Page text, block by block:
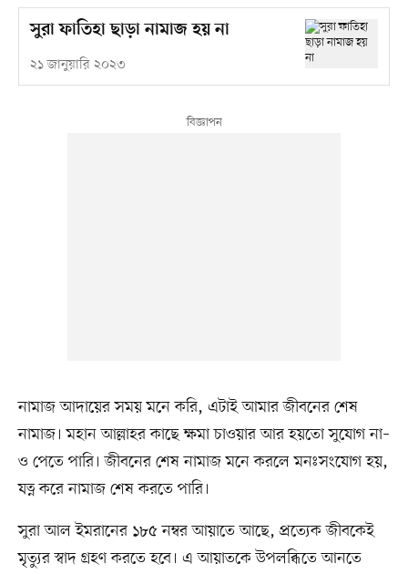
সুরা ফাতিহা ছাড়া নামাজ হয় না
২১ জানুয়ারি ২০২৩
নামাজ আদায়ের সময় মনে করি, এটাই আমার জীবনের শেষ
নামাজ। মহান আল্লাহর কাছে ক্ষমা চাওয়ার আর হয়তো সুযোগ না–
ও পেতে পারি। জীবনের শেষ নামাজ মনে করলে মনঃসংযোগ হয়,
যত্ন করে নামাজ শেষ করতে পারি।
সুরা আল ইমরানের ১৮৫ নম্বর আয়াতে আছে, প্রত্যেক জীবকেই
মৃত্যুর স্বাদ গ্রহণ করতে হবে। এ আয়াতকে উপলব্ধিতে আনতে